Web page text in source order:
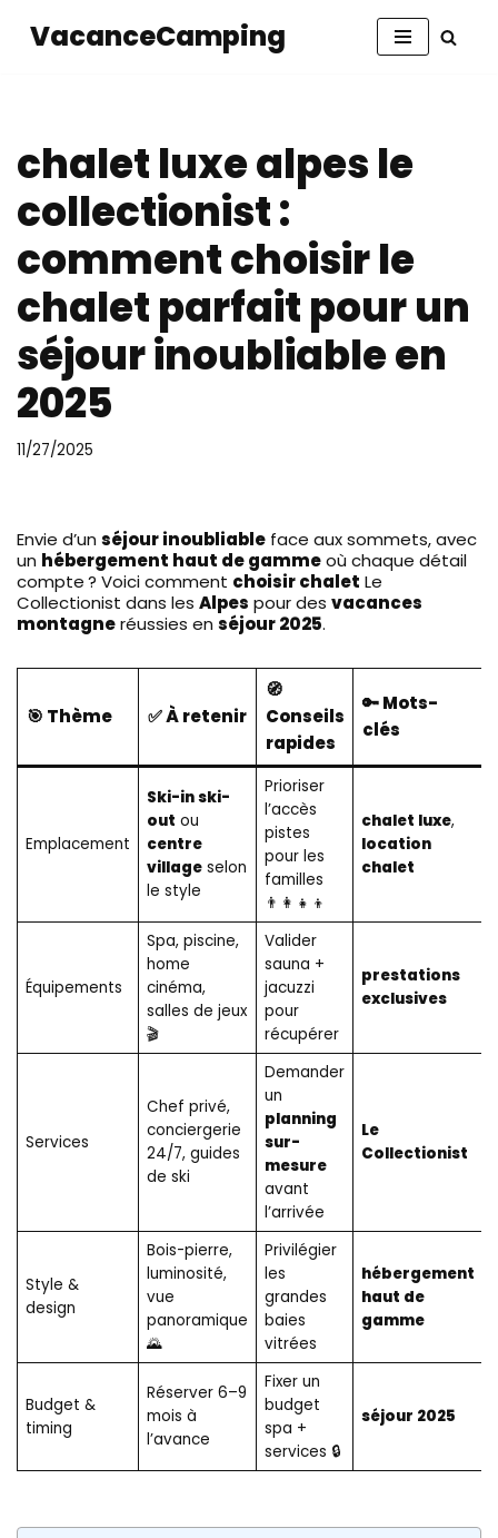
VacanceCamping
chalet luxe alpes le
collectionist :
comment choisir le
chalet parfait pour un
séjour inoubliable en
2025
11/27/2025
Envie d’un séjour inoubliable face aux sommets, avec
un hébergement haut de gammeoù chaque détail
compte ? Voici comment choisir chalet Le
Collectionist dans les Alpes pour des vacances
montagneréussies en séjour 2025.
🎯 Thème ✅ À retenir
🧭
Conseils
rapides
🔑 Mots-
clés
Emplacement
Ski-in ski-
out ou
centre
villageselon
le style
Prioriser
l’accès
pistes
pour les
familles
👨‍👩‍👧‍👦
chalet luxe,
location
chalet
Équipements
Spa, piscine,
home
cinéma,
salles de jeux
🎬
Valider
sauna +
jacuzzi
pour
récupérer
prestations
exclusives
Services
Chef privé,
conciergerie
24/7, guides
de ski
Demander
un
planning
sur-
mesure
avant
l’arrivée
Le
Collectionist
Style &
design
Bois-pierre,
luminosité,
vue
panoramique
🌄
Privilégier
les
grandes
baies
vitrées
hébergement
haut de
gamme
Budget &
timing
Réserver 6–9
mois à
l’avance
Fixer un
budget
spa +
services 🔒
séjour 2025